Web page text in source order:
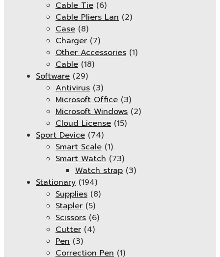
Cable Tie (6)
Cable Pliers Lan (2)
Case (8)
Charger (7)
Other Accessories (1)
Cable (18)
Software (29)
Antivirus (3)
Microsoft Office (3)
Microsoft Windows (2)
Cloud License (15)
Sport Device (74)
Smart Scale (1)
Smart Watch (73)
Watch strap (3)
Stationary (194)
Supplies (8)
Stapler (5)
Scissors (6)
Cutter (4)
Pen (3)
Correction Pen (1)